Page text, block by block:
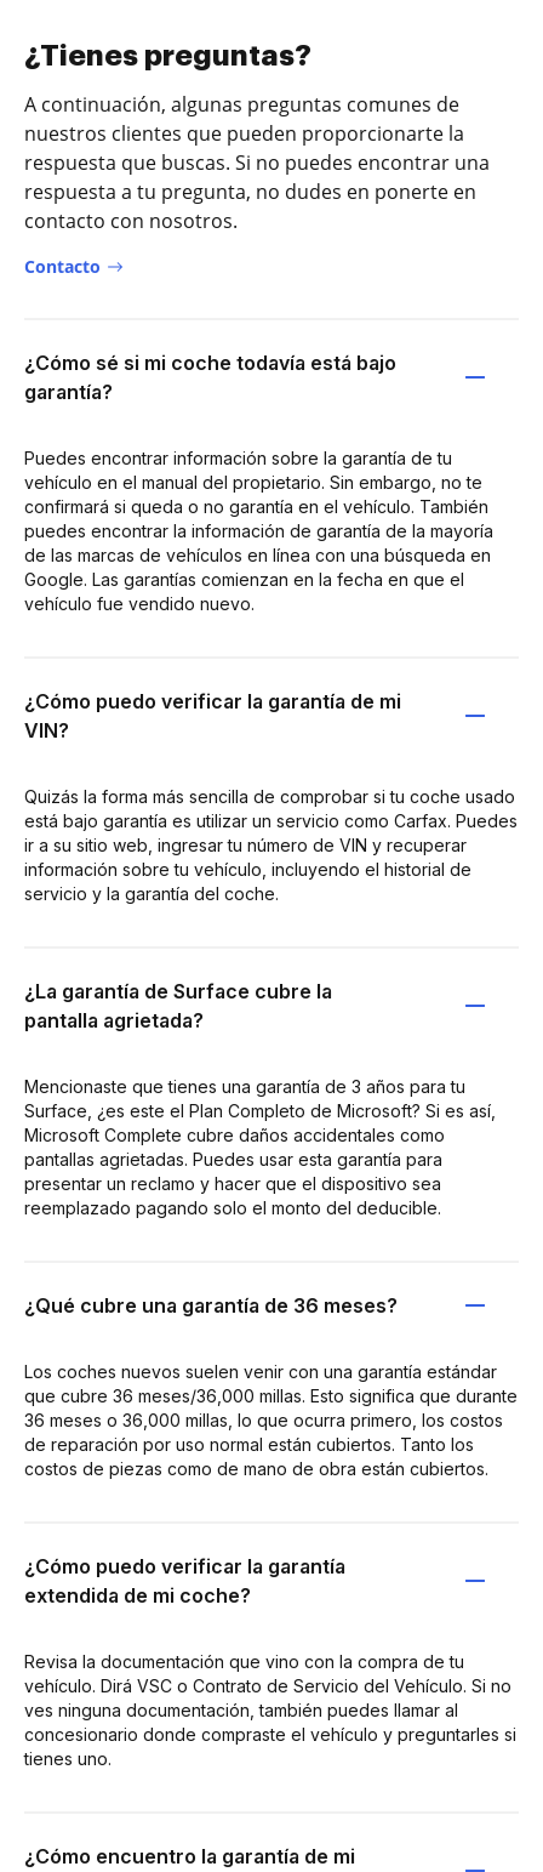
¿Tienes preguntas?
A continuación, algunas preguntas comunes de
nuestros clientes que pueden proporcionarte la
respuesta que buscas. Si no puedes encontrar una
respuesta a tu pregunta, no dudes en ponerte en
contacto con nosotros.
Contacto
¿Cómo sé si mi coche todavía está bajo
garantía?
Puedes encontrar información sobre la garantía de tu
vehículo en el manual del propietario. Sin embargo, no te
confirmará si queda o no garantía en el vehículo. También
puedes encontrar la información de garantía de la mayoría
de las marcas de vehículos en línea con una búsqueda en
Google. Las garantías comienzan en la fecha en que el
vehículo fue vendido nuevo.
¿Cómo puedo verificar la garantía de mi
VIN?
Quizás la forma más sencilla de comprobar si tu coche usado
está bajo garantía es utilizar un servicio como Carfax. Puedes
ir a su sitio web, ingresar tu número de VIN y recuperar
información sobre tu vehículo, incluyendo el historial de
servicio y la garantía del coche.
¿La garantía de Surface cubre la
pantalla agrietada?
Mencionaste que tienes una garantía de 3 años para tu
Surface, ¿es este el Plan Completo de Microsoft? Si es así,
Microsoft Complete cubre daños accidentales como
pantallas agrietadas. Puedes usar esta garantía para
presentar un reclamo y hacer que el dispositivo sea
reemplazado pagando solo el monto del deducible.
¿Qué cubre una garantía de 36 meses?
Los coches nuevos suelen venir con una garantía estándar
que cubre 36 meses/36,000 millas. Esto significa que durante
36 meses o 36,000 millas, lo que ocurra primero, los costos
de reparación por uso normal están cubiertos. Tanto los
costos de piezas como de mano de obra están cubiertos.
¿Cómo puedo verificar la garantía
extendida de mi coche?
Revisa la documentación que vino con la compra de tu
vehículo. Dirá VSC o Contrato de Servicio del Vehículo. Si no
ves ninguna documentación, también puedes llamar al
concesionario donde compraste el vehículo y preguntarles si
tienes uno.
¿Cómo encuentro la garantía de mi